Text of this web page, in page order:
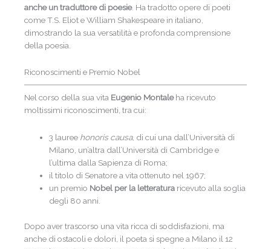
anche un traduttore di poesie. Ha tradotto opere di poeti
come T.S. Eliot e William Shakespeare in italiano,
dimostrando la sua versatilità e profonda comprensione
della poesia.
Riconoscimenti e Premio Nobel
Nel corso della sua vita Eugenio Montaleha ricevuto
moltissimi riconoscimenti, tra cui:
3 lauree honoris causa, di cui una dall’Università di
Milano, un’altra dall’Università di Cambridge e
l’ultima dalla Sapienza di Roma;
il titolo di Senatore a vita ottenuto nel 1967;
un premio Nobel per la letteratura ricevuto alla soglia
degli 80 anni.
Dopo aver trascorso una vita ricca di soddisfazioni, ma
anche di ostacoli e dolori, il poeta si spegne a Milano il 12